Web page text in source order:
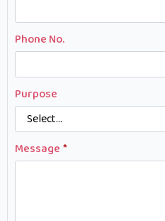
Phone No.
Purpose
Message *